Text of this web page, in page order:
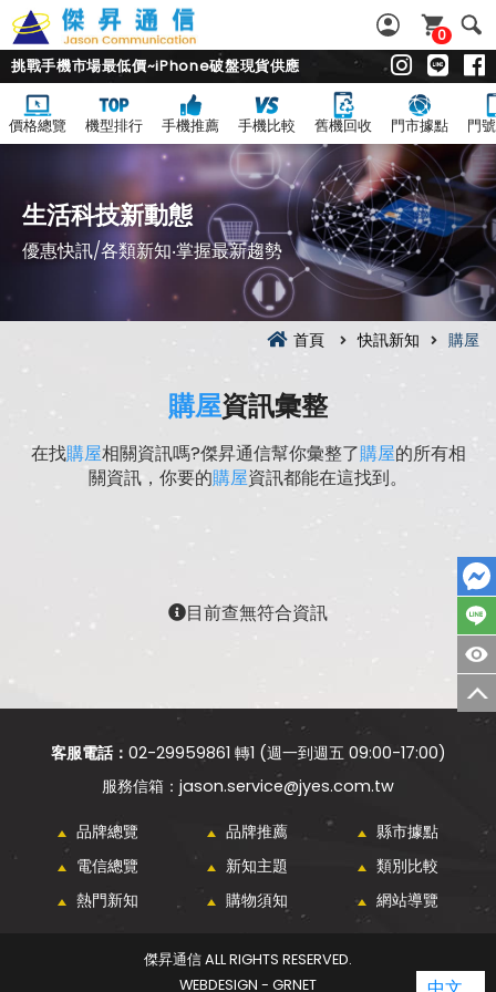
0
挑戰手機市場最低價~iPhone破盤現貨供應
價格總覽 機型排行 手機推薦 手機比較 舊機回收 門市據點 門
生活科技新動態
優惠快訊/各類新知‧掌握最新趨勢
首頁 快訊新知 購屋
購屋資訊彙整
在找購屋相關資訊嗎?傑昇通信幫你彙整了購屋的所有相
關資訊，你要的購屋資訊都能在這找到。
目前查無符合資訊
客服電話： 02-29959861 轉1 (週一到週五 09:00-17:00)
jason.service@jyes.com.tw
品牌總覽 品牌推薦
縣市據點
電信總覽
新知主題
類別比較
熱門新知
購物須知 網站導覽
傑昇通信 ALL RIGHTS RESERVED.
WEBDESIGN - GRNET